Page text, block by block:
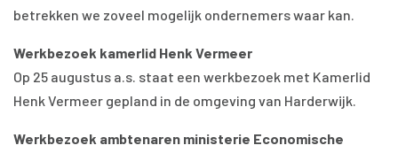
betrekken we zoveel mogelijk ondernemers waar kan.
Werkbezoek kamerlid Henk Vermeer
Op 25 augustus a.s. staat een werkbezoek met Kamerlid
Henk Vermeer gepland in de omgeving van Harderwijk.
Werkbezoek ambtenaren ministerie Economische